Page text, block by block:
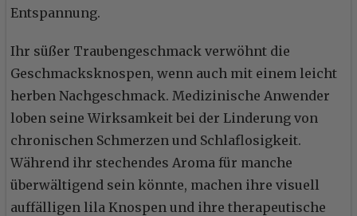
Entspannung.
Ihr süßer Traubengeschmack verwöhnt die
Geschmacksknospen, wenn auch mit einem leicht
herben Nachgeschmack. Medizinische Anwender
loben seine Wirksamkeit bei der Linderung von
chronischen Schmerzen und Schlaflosigkeit.
Während ihr stechendes Aroma für manche
überwältigend sein könnte, machen ihre visuell
auffälligen lila Knospen und ihre therapeutische